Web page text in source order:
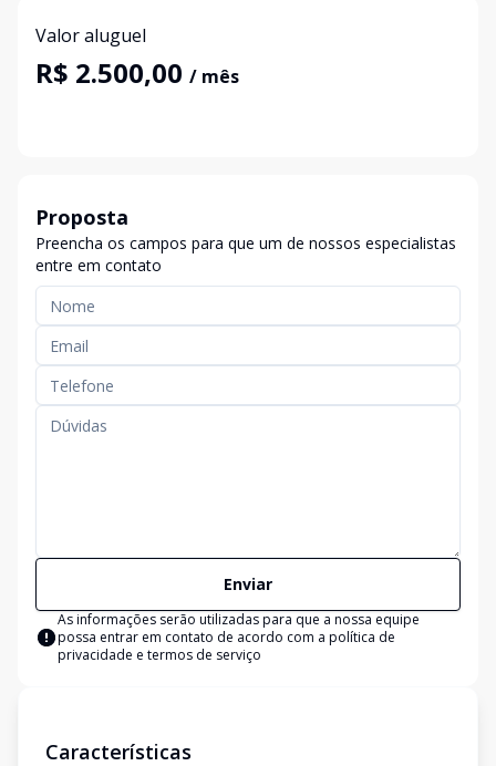
Valor aluguel
R$ 2.500,00 / mês
Proposta
Preencha os campos para que um de nossos especialistas
entre em contato
Enviar
As informações serão utilizadas para que a nossa equipe
possa entrar em contato de acordo com a política de
privacidade e termos de serviço
Características